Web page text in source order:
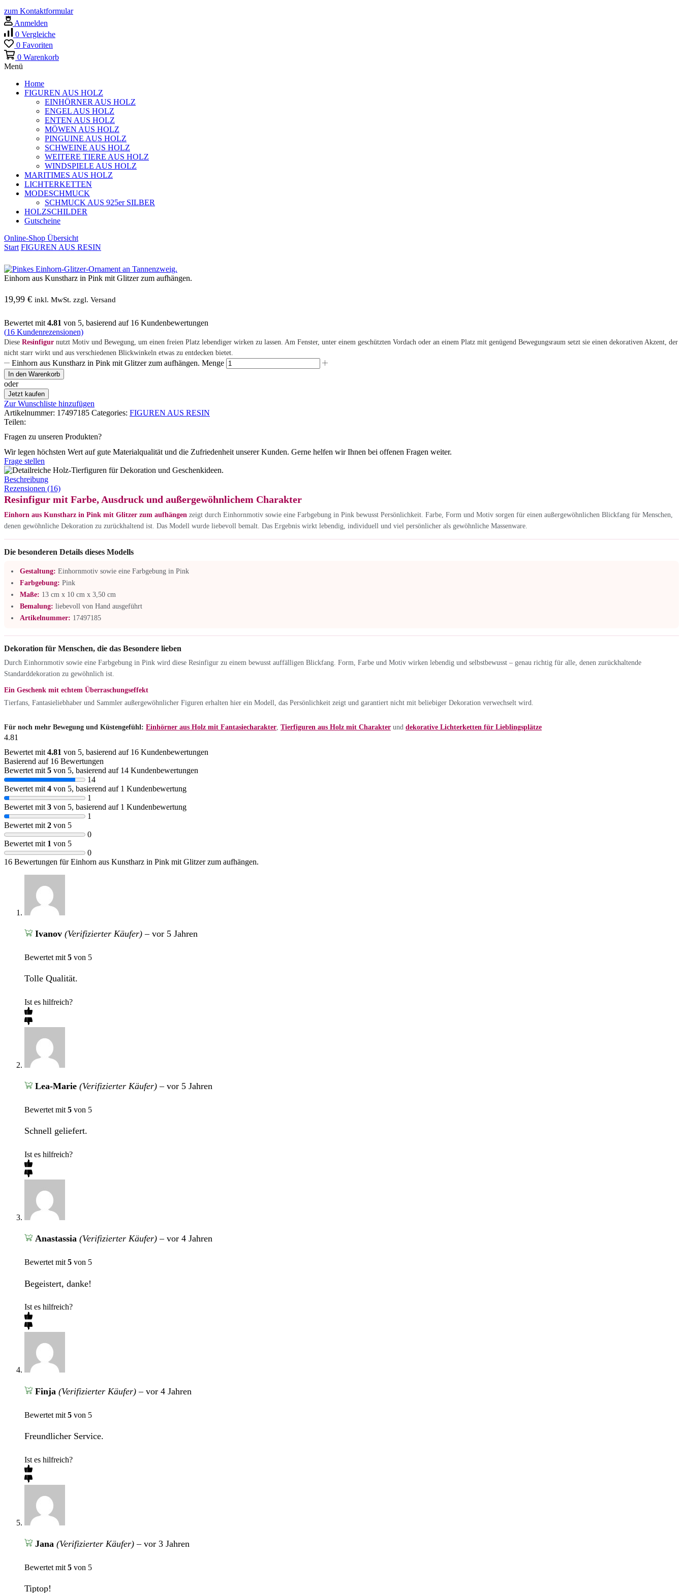
zum Kontaktformular
Anmelden
0 Vergleiche
0 Favoriten
0 Warenkorb
Menü
Home
FIGUREN AUS HOLZ
EINHÖRNER AUS HOLZ
ENGEL AUS HOLZ
ENTEN AUS HOLZ
MÖWEN AUS HOLZ
PINGUINE AUS HOLZ
SCHWEINE AUS HOLZ
WEITERE TIERE AUS HOLZ
WINDSPIELE AUS HOLZ
MARITIMES AUS HOLZ
LICHTERKETTEN
MODESCHMUCK
SCHMUCK AUS 925er SILBER
HOLZSCHILDER
Gutscheine
Online-Shop Übersicht
Start FIGUREN AUS RESIN
Einhorn aus Kunstharz in Pink mit Glitzer zum aufhängen.
19,99 € inkl. MwSt. zzgl. Versand
Bewertet mit 4.81 von 5, basierend auf 16 Kundenbewertungen
(16 Kundenrezensionen)
Diese Resinfigur nutzt Motiv und Bewegung, um einen freien Platz lebendiger wirken zu lassen. Am Fenster, unter einem geschützten Vordach oder an einem Platz mit genügend Bewegungsraum setzt sie einen dekorativen Akzent, der
nicht starr wirkt und aus verschiedenen Blickwinkeln etwas zu entdecken bietet.
Einhorn aus Kunstharz in Pink mit Glitzer zum aufhängen. Menge
In den Warenkorb
oder
Jetzt kaufen
Zur Wunschliste hinzufügen
Artikelnummer: 17497185 Categories: FIGUREN AUS RESIN
Teilen:
Fragen zu unseren Produkten?
Wir legen höchsten Wert auf gute Materialqualität und die Zufriedenheit unserer Kunden. Gerne helfen wir Ihnen bei offenen Fragen weiter.
Frage stellen
Beschreibung
Rezensionen (16)
Resinfigur mit Farbe, Ausdruck und außergewöhnlichem Charakter
Einhorn aus Kunstharz in Pink mit Glitzer zum aufhängen zeigt durch Einhornmotiv sowie eine Farbgebung in Pink bewusst Persönlichkeit. Farbe, Form und Motiv sorgen für einen außergewöhnlichen Blickfang für Menschen,
denen gewöhnliche Dekoration zu zurückhaltend ist. Das Modell wurde liebevoll bemalt. Das Ergebnis wirkt lebendig, individuell und viel persönlicher als gewöhnliche Massenware.
Die besonderen Details dieses Modells
Gestaltung: Einhornmotiv sowie eine Farbgebung in Pink
Farbgebung: Pink
Maße: 13 cm x 10 cm x 3,50 cm
Bemalung: liebevoll von Hand ausgeführt
Artikelnummer: 17497185
Dekoration für Menschen, die das Besondere lieben
Durch Einhornmotiv sowie eine Farbgebung in Pink wird diese Resinfigur zu einem bewusst auffälligen Blickfang. Form, Farbe und Motiv wirken lebendig und selbstbewusst – genau richtig für alle, denen zurückhaltende
Standarddekoration zu gewöhnlich ist.
Ein Geschenk mit echtem Überraschungseffekt
Tierfans, Fantasieliebhaber und Sammler außergewöhnlicher Figuren erhalten hier ein Modell, das Persönlichkeit zeigt und garantiert nicht mit beliebiger Dekoration verwechselt wird.
Für noch mehr Bewegung und Küstengefühl: Einhörner aus Holz mit Fantasiecharakter Tierfiguren aus Holz mit Charakter und dekorative Lichterketten für Lieblingsplätze
4.81
Bewertet mit 4.81 von 5, basierend auf 16 Kundenbewertungen
Basierend auf 16 Bewertungen
Bewertet mit 5 von 5, basierend auf 14 Kundenbewertungen
14
Bewertet mit 4 von 5, basierend auf 1 Kundenbewertung
1
Bewertet mit 3 von 5, basierend auf 1 Kundenbewertung
1
Bewertet mit 2 von 5
0
Bewertet mit 1 von 5
0
16 Bewertungen fürEinhorn aus Kunstharz in Pink mit Glitzer zum aufhängen.
Ivanov (Verifizierter Käufer) – vor 5 Jahren
Bewertet mit 5 von 5
Tolle Qualität.
Ist es hilfreich?
Lea-Marie (Verifizierter Käufer) – vor 5 Jahren
Bewertet mit 5 von 5
Schnell geliefert.
Ist es hilfreich?
Anastassia (Verifizierter Käufer) – vor 4 Jahren
Bewertet mit 5 von 5
Begeistert, danke!
Ist es hilfreich?
Finja (Verifizierter Käufer) – vor 4 Jahren
Bewertet mit 5 von 5
Freundlicher Service.
Ist es hilfreich?
Jana (Verifizierter Käufer) – vor 3 Jahren
Bewertet mit 5 von 5
Tiptop!